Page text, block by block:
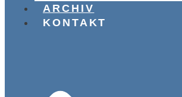
ARCHIV
KONTAKT